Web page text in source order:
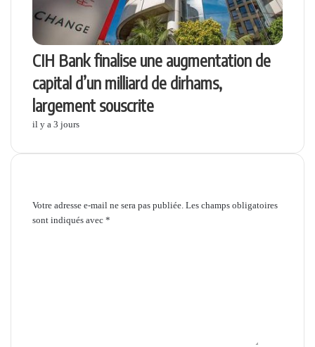
CIH Bank finalise une augmentation de
capital d’un milliard de dirhams,
largement souscrite
il y a 3 jours
Votre adresse e-mail ne sera pas publiée. Les champs obligatoires
sont indiqués avec *